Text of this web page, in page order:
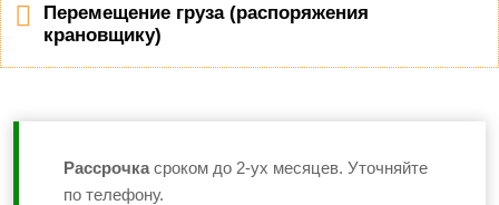
Перемещение груза (распоряжения
крановщику)
Рассрочка сроком до 2-ух месяцев. Уточняйте
по телефону.